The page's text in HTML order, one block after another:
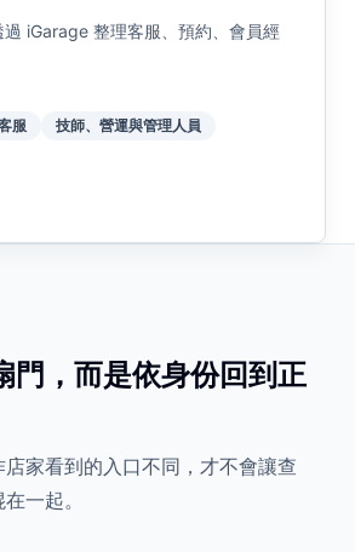
iGarage 整理客服、預約、會員經
服 技師、營運與管理人員
門，而是依身份回到正
家看到的入口不同，才不會讓查
一起。